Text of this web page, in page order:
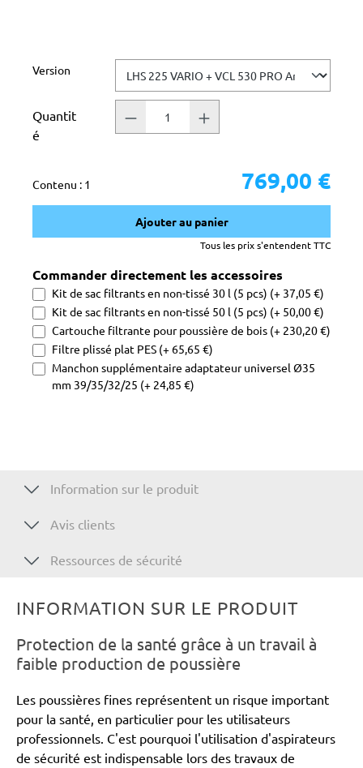
Sélectionnez
Version
Quantit
é
Contenu : 1 769,00 €
Ajouter au panier
Tous les prix s'entendent TTC
Commander directement les accessoires
Kit de sac filtrants en non-tissé 30 l (5 pcs) (+ 37,05 €)
Kit de sac filtrants en non-tissé 50 l (5 pcs) (+ 50,00 €)
Cartouche filtrante pour poussière de bois (+ 230,20 €)
Filtre plissé plat PES (+ 65,65 €)
Manchon supplémentaire adaptateur universel Ø35
mm 39/35/32/25 (+ 24,85 €)
Information sur le produit
Avis clients
Ressources de sécurité
INFORMATION SUR LE PRODUIT
Protection de la santé grâce à un travail à
faible production de poussière
Les poussières fines représentent un risque important
pour la santé, en particulier pour les utilisateurs
professionnels. C'est pourquoi l'utilisation d'aspirateurs
de sécurité est indispensable lors des travaux de